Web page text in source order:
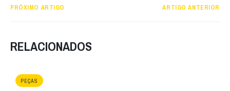
PRÓXIMO ARTIGO ARTIGO ANTERIOR
RELACIONADOS
PEÇAS